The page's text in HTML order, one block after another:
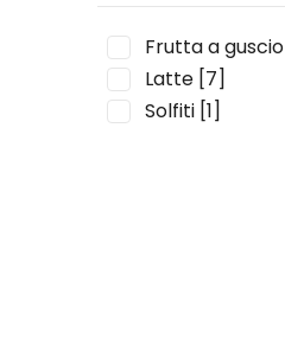
Frutta a guscio
Latte [7]
Solfiti [1]